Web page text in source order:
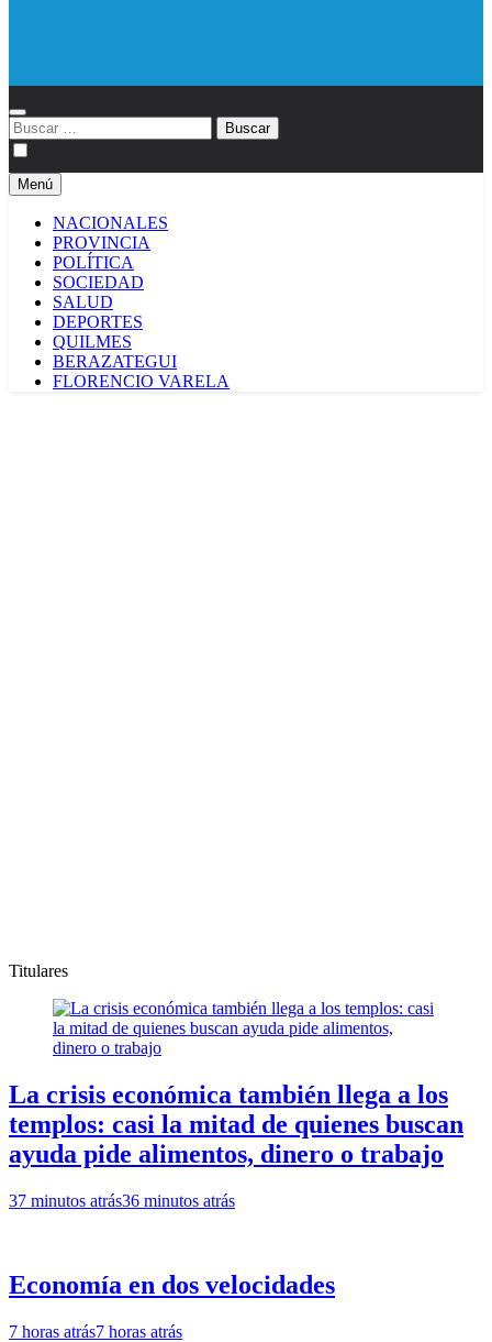
Buscar:
Menú
NACIONALES
PROVINCIA
POLÍTICA
SOCIEDAD
SALUD
DEPORTES
QUILMES
BERAZATEGUI
FLORENCIO VARELA
Titulares
La crisis económica también llega a los
templos: casi la mitad de quienes buscan
ayuda pide alimentos, dinero o trabajo
37 minutos atrás36 minutos atrás
Economía en dos velocidades
7 horas atrás7 horas atrás